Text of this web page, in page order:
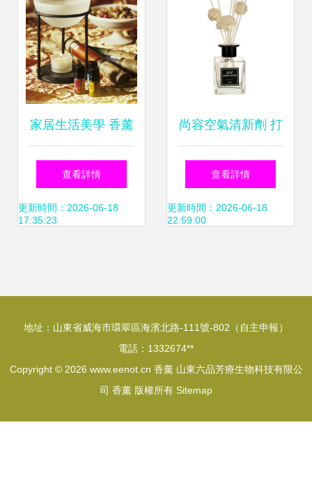
家居生活美學 香薰
燈、芳香精油與飲
食輔助用品的完美
查看詳情
更新時間：2026-06-18
17:35:23
尚容空氣清新劑 打
造持久留香的居家
香氛體驗
查看詳情
更新時間：2026-06-18
22:59:00
地址：山東省威海市環翠區海濱北路-111號-802（自主申報）
電話：1332674**
Copyright © 2026 www.eenot.cn 香薰 山東六品芳療生物科技有限公
司 香薰 版權所有 Sitemap